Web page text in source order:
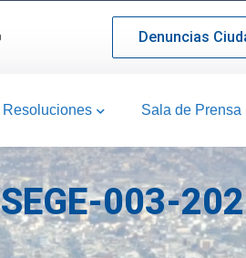
Denuncias
Resoluciones Sala de Prensa
003-